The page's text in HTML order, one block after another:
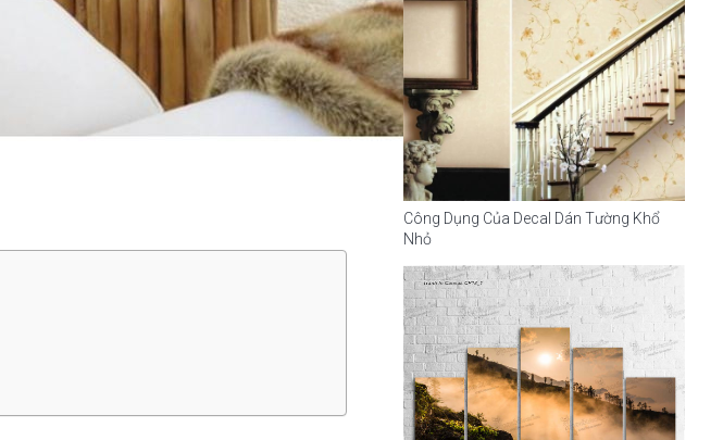
Công Dụng Của Decal Dán Tường Khổ
Nhỏ